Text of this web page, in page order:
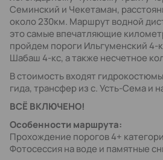
Семинский и Чекетаман,
около 230км. Маршрут водной
это самые впечатляющие
пройдем пороги Ильгуменский 4-
Шабаш 4-кс, а также несчетное
В стоимость входят
гида, трансфер из с. Усть-Сема и
ВСЁ ВКЛЮЧЕНО!
Особенности маршрута:
Прохождение порогов 4+
Фотосессия на воде и памятные